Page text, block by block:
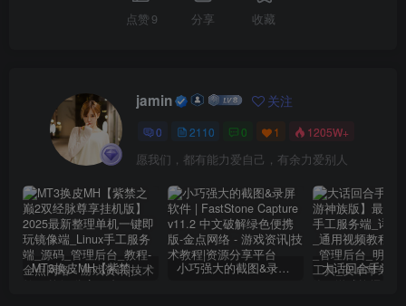
点赞 9 分享 收藏
jamin 关注
0 2110 0 1 1205W+
愿我们，都有能力爱自己，有余力爱别人
MT3换皮MH【紫禁之巅2双经脉尊享挂机版】2025最新整理单机一键即玩镜像端_Linux手工服务端_源码_管理后台_教程 小巧强大的截图&录屏软件 | FastStone Capture v11.2 中文破解绿色便携版